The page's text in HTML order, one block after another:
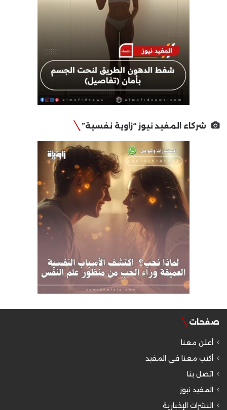
شركاء المفيد نيوز “زاوية نفسية”
صفحات
أعلن معنا
أكتب معنا في المفيد
اتصل بنا
المفيد نيوز
النشرات الإخبارية